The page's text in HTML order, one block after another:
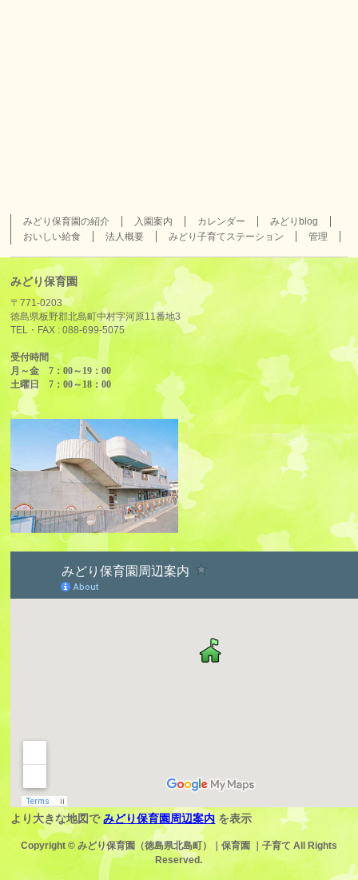
みどり保育園の紹介 入園案内 カレンダー
みどりblog
おいしい給食
法人概要 みどり子育てステーション 管理
みどり保育園
〒771-0203
徳島県板野郡北島町中村字河原11番地3
TEL・FAX :088-699-5075
受付時間
月～金 7：00～19：00
土曜日 7：00～18：00
より大きな地図でみどり保育園周辺案内 を表示
Copyright © みどり保育園（徳島県北島町）｜保育園 ｜子育て All Rights
Reserved.